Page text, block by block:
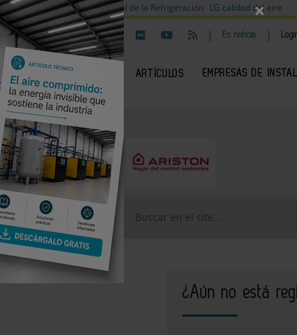
calefacción Día mundial de la Refrigeración LG calidad del aire
| Es noticia |
PRODUCTOS ARTÍCULOS EMPRESAS DE
¿Aún no está
×